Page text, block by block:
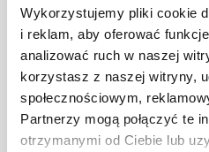
Wykorzystujemy pliki cookie
i reklam, aby oferować
analizować ruch w naszej
korzystasz z naszej witryny,
społecznościowym,
Partnerzy mogą połączyć te
otrzymanymi od Ciebie lub